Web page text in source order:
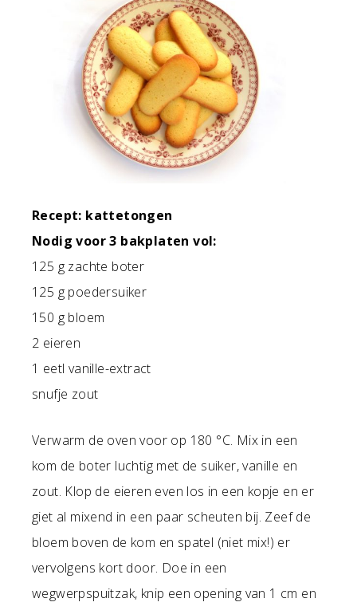
Recept: kattetongen
Nodig voor 3 bakplaten vol:
125 g zachte boter
125 g poedersuiker
150 g bloem
2 eieren
1 eetl vanille-extract
snufje zout
Verwarm de oven voor op 180 °C. Mix in een
kom de boter luchtig met de suiker, vanille en
zout. Klop de eieren even los in een kopje en er
giet al mixend in een paar scheuten bij. Zeef de
bloem boven de kom en spatel (niet mix!) er
vervolgens kort door. Doe in een
wegwerpspuitzak, knip een opening van 1 cm en